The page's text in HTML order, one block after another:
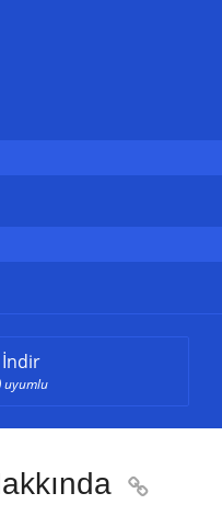
uyumlu
